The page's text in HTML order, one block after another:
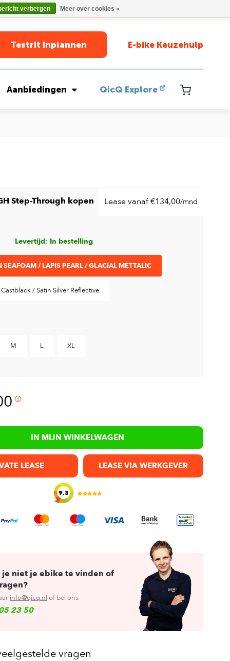
Testrit Inplannen E-bike Keuzehulp
Aanbiedingen QicQ Explore
Step-Through kopen Lease vanaf €134,00/mnd
Levertijd: In bestelling
SEAFOAM / LAPIS PEARL / GLACIAL METTALIC
/ Satin Silver Reflective
M L XL
IN MIJN WINKELWAGEN
LEASE LEASE VIA WERKGEVER
9.3
je niet je ebike te vinden of
info@qicq.nl of bel ons
23 50
vragen
verbergen Meer over cookies »